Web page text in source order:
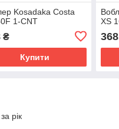
Kosadaka Costa
1-CNT
₴
Купити
XS
368
рік